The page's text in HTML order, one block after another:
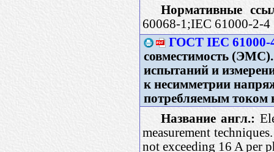
Нормативные
60068-1;IEC 61000-2-4
ГОСТ IEC 61000-
совместимость
испытаний и
к несимметрии
потребляемым током
Название англ.:
measurement
not exceeding 16 A per